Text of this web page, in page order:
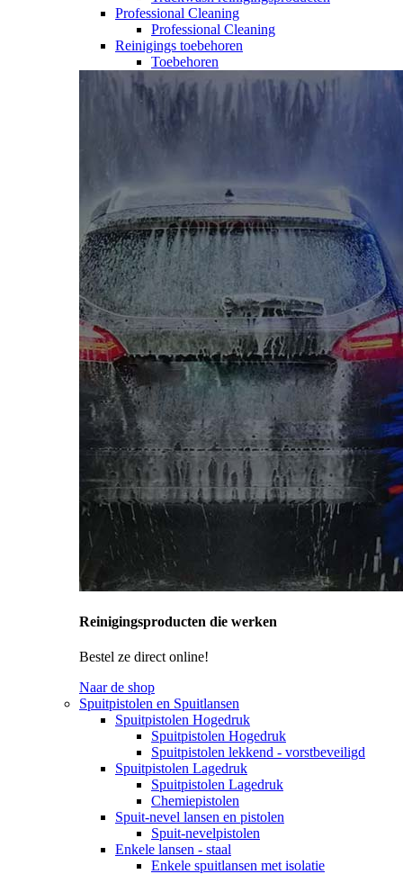
Professional Cleaning
Professional Cleaning
Reinigings toebehoren
Toebehoren
Reinigingsproducten die werken
Bestel ze direct online!
Naar de shop
Spuitpistolen en Spuitlansen
Spuitpistolen Hogedruk
Spuitpistolen Hogedruk
Spuitpistolen lekkend - vorstbeveiligd
Spuitpistolen Lagedruk
Spuitpistolen Lagedruk
Chemiepistolen
Spuit-nevel lansen en pistolen
Spuit-nevelpistolen
Enkele lansen - staal
Enkele spuitlansen met isolatie